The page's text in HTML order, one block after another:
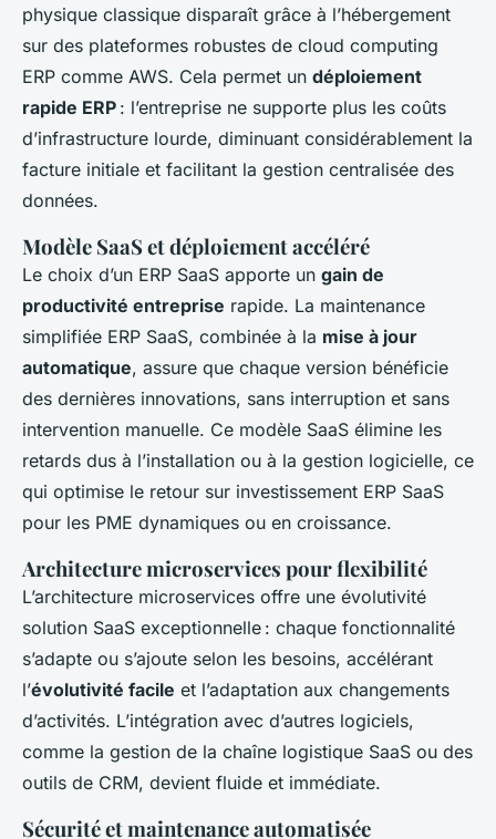
physique classique disparaît grâce à l’hébergement
sur des plateformes robustes de cloud computing
ERP comme AWS. Cela permet un déploiement
rapide ERP : l’entreprise ne supporte plus les coûts
d’infrastructure lourde, diminuant considérablement la
facture initiale et facilitant la gestion centralisée des
données.
Modèle SaaS et déploiement accéléré
Le choix d’un ERP SaaS apporte un gain de
productivité entreprise rapide. La maintenance
simplifiée ERP SaaS, combinée à la mise à jour
automatique, assure que chaque version bénéficie
des dernières innovations, sans interruption et sans
intervention manuelle. Ce modèle SaaS élimine les
retards dus à l’installation ou à la gestion logicielle, ce
qui optimise le retour sur investissement ERP SaaS
pour les PME dynamiques ou en croissance.
Architecture microservices pour flexibilité
L’architecture microservices offre une évolutivité
solution SaaS exceptionnelle : chaque fonctionnalité
s’adapte ou s’ajoute selon les besoins, accélérant
l’évolutivité facile et l’adaptation aux changements
d’activités. L’intégration avec d’autres logiciels,
comme la gestion de la chaîne logistique SaaS ou des
outils de CRM, devient fluide et immédiate.
Sécurité et maintenance automatisée